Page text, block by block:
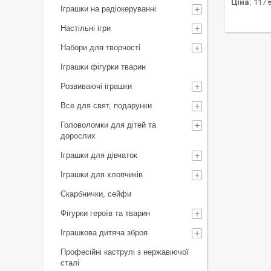
Ціна: 117
Іграшки на радіокеруванні
Настільні ігри
Набори для творчості
Іграшки фігурки тварин
Розвиваючі іграшки
Все для свят, подарунки
Головоломки для дітей та
дорослих
Іграшки для дівчаток
Іграшки для хлопчиків
Скарбнички, сейфи
Фігурки героїв та тварин
Іграшкова дитяча зброя
Професійні каструлі з нержавіючої
сталі